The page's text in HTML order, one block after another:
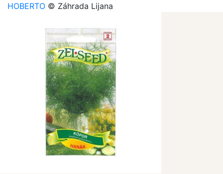
HOBERTO © Záhrada Lijana